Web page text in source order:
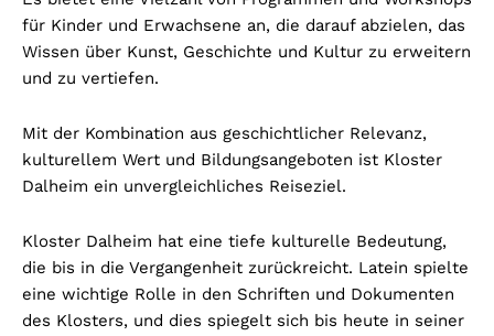
für Kinder und Erwachsene an, die darauf abzielen, das
Wissen über Kunst, Geschichte und Kultur zu erweitern
und zu vertiefen.
Mit der Kombination aus geschichtlicher Relevanz,
kulturellem Wert und Bildungsangeboten ist Kloster
Dalheim ein unvergleichliches Reiseziel.
Kloster Dalheim hat eine tiefe kulturelle Bedeutung,
die bis in die Vergangenheit zurückreicht. Latein spielte
eine wichtige Rolle in den Schriften und Dokumenten
des Klosters, und dies spiegelt sich bis heute in seiner